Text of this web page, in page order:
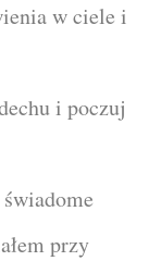
w ciele i
i poczuj
przy